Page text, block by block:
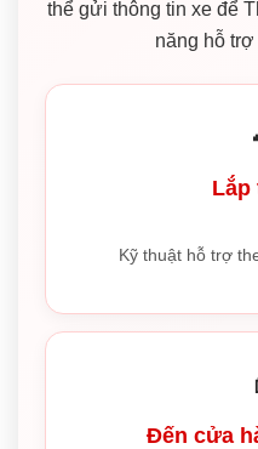
thể gửi thông tin xe để
năng hỗ
Lắp
Kỹ thuật hỗ trợ
Đến cửa